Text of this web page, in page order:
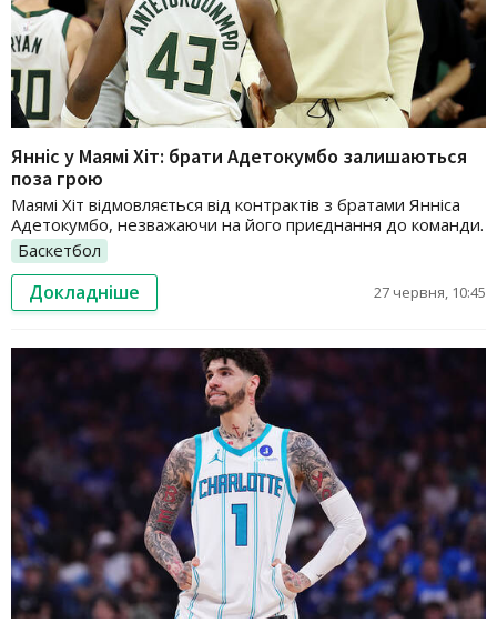
Янніс у Маямі Хіт: брати Адетокумбо залишаються
поза грою
Маямі Хіт відмовляється від контрактів з братами Янніса
Адетокумбо, незважаючи на його приєднання до команди.
Баскетбол
Докладніше 27 червня, 10:45